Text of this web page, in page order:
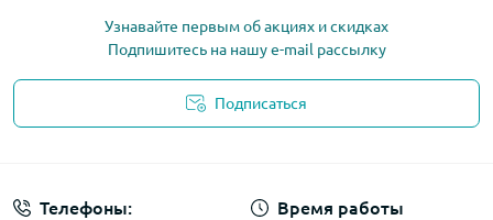
Узнавайте первым об акциях и скидках
Подпишитесь на нашу e-mail рассылку
Подписаться
Телефоны: Время работы